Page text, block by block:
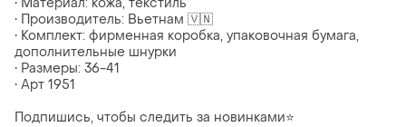
• Производитель: Вьетнам 🇻🇳
• Комплект: фирменная коробка, упаковочная бумага,
дополнительные шнурки
• Размеры: 36-41
• Арт 1951
Подпишись, чтобы следить за новинками⭐